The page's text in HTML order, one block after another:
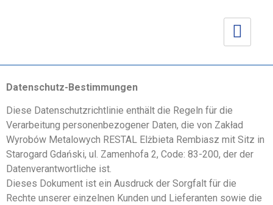
Datenschutz-Bestimmungen
Diese Datenschutzrichtlinie enthält die Regeln für die
Verarbeitung personenbezogener Daten, die von Zakład
Wyrobów Metalowych RESTAL Elżbieta Rembiasz mit Sitz in
Starogard Gdański, ul. Zamenhofa 2, Code: 83-200, der der
Datenverantwortliche ist.
Dieses Dokument ist ein Ausdruck der Sorgfalt für die
Rechte unserer einzelnen Kunden und Lieferanten sowie die